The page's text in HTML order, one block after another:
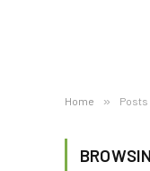
Home » Posts